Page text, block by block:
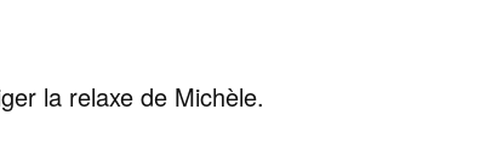
la relaxe de Michèle.